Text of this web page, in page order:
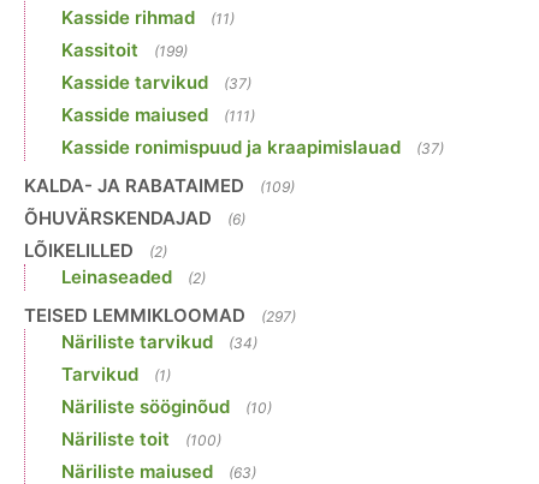
Kasside rihmad (11)
Kassitoit (199)
Kasside tarvikud (37)
Kasside maiused (111)
Kasside ronimispuud ja kraapimislauad (37)
KALDA- JA RABATAIMED (109)
ÕHUVÄRSKENDAJAD (6)
LÕIKELILLED (2)
Leinaseaded (2)
TEISED LEMMIKLOOMAD (297)
Näriliste tarvikud (34)
Tarvikud (1)
Näriliste sööginõud (10)
Näriliste toit (100)
Näriliste maiused (63)